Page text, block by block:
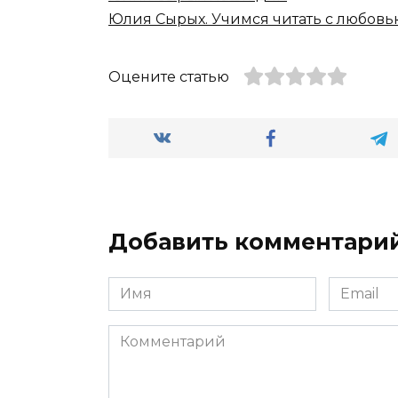
Юлия Сырых. Учимся читать с
Оцените статью
Добавить
Имя
*
Email
*
Комментарий